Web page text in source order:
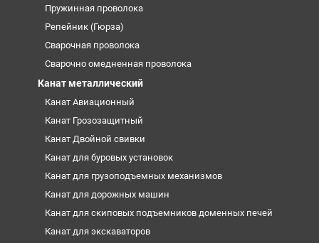
Пружинная проволока
Репейник (Гюрза)
Сварочная проволока
Сварочно омедненная проволока
Канат металлический
Канат Авиационный
Канат Грозозащитный
Канат Двойной свивки
Канат для буровых установок
Канат для грузоподъемных механизмов
Канат для дорожных машин
Канат для скиповых подъемников доменных печей
Канат для экскаваторов